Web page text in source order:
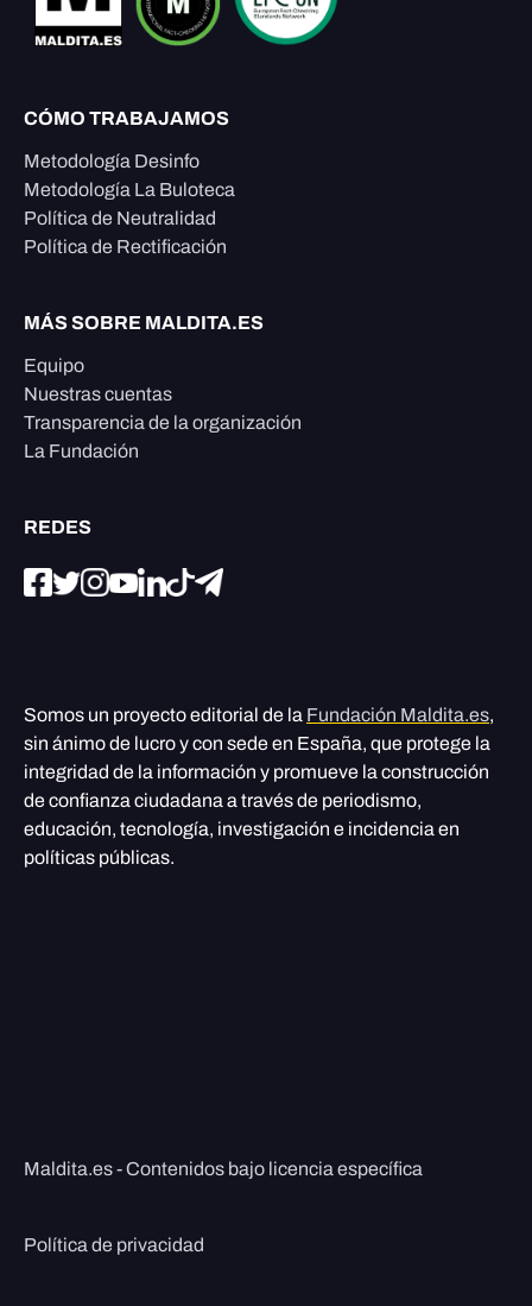
CÓMO TRABAJAMOS
Metodología Desinfo
Metodología La Buloteca
Política de Neutralidad
Política de Rectificación
MÁS SOBRE MALDITA.ES
Equipo
Nuestras cuentas
Transparencia de la organización
La Fundación
REDES
Somos un proyecto editorial de la Fundación Maldita.es,
sin ánimo de lucro y con sede en España, que protege la
integridad de la información y promueve la construcción
de confianza ciudadana a través de periodismo,
educación, tecnología, investigación e incidencia en
políticas públicas.
Maldita.es - Contenidos bajo licencia específica
Política de privacidad